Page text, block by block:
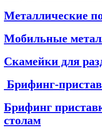
Металлические
Мобильные
Скамейки для
Брифинг-
Брифинг
столам